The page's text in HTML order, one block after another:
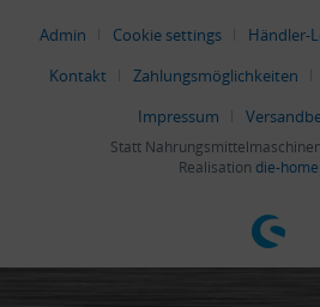
Admin Cookie settings Händler-
Kontakt
Zahlungsmöglichkeiten
Impressum
Statt
Realisation die-